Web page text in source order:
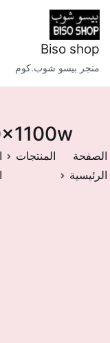
تخطى
إلى
المحتوى
Biso shop
متجر بيسو شوب.كوم
الصفحة
الرئيسية
المنتجات